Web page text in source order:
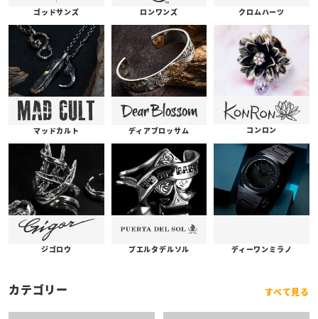
ゴッドサンズ ロンワンズ クロムハーツ
マッドカルト ディアブロッサム コンロン
ジゴロウ プエルタデルソル ディーワンミラノ
カテゴリー すべて見る